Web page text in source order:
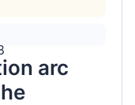
arc